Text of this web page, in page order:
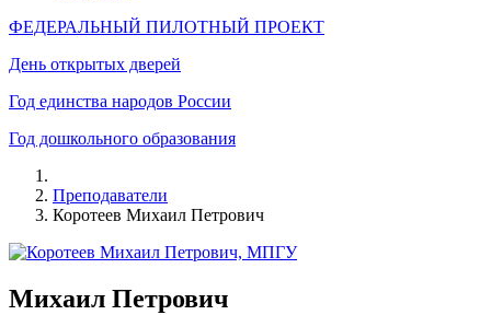
ФЕДЕРАЛЬНЫЙ ПИЛОТНЫЙ ПРОЕКТ
День открытых дверей
Год единства народов России
Год дошкольного образования
Преподаватели
Коротеев Михаил Петрович
Михаил Петрович